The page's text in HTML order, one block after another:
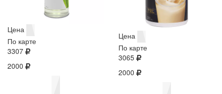
Цена
По карте
3307
2000
Цена
По карте
3065
2000